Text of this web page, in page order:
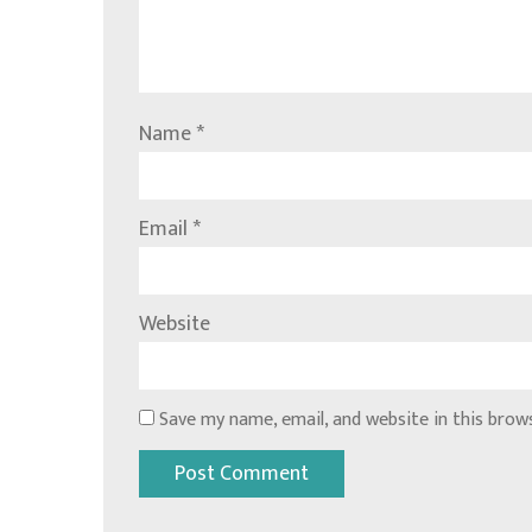
Name*
Email*
Website
Save my name, email, and website in this